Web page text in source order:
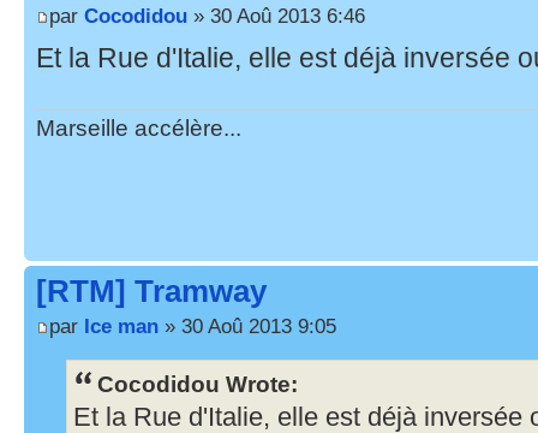
par Cocodidou » 30 Aoû 2013 6:46
Et la Rue d'Italie, elle est déjà inversée
Marseille accélère...
[RTM] Tramway
par Ice man » 30 Aoû 2013 9:05
Cocodidou Wrote:
Et la Rue d'Italie, elle est déjà inversée